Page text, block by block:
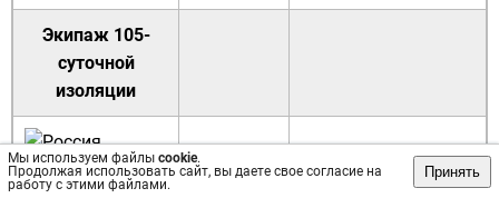
Мы используем файлы cookie.
Продолжая использовать сайт, вы даете свое согласие на
работу с этими файлами.
Принять
Экипаж 105-
суточной
изоляции
Рязанский
1974
Космонавт